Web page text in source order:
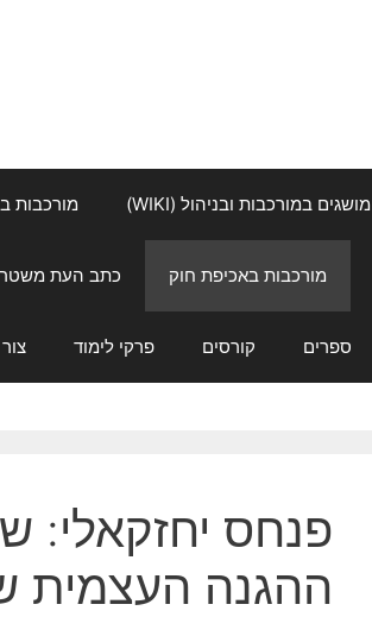
מושגים במורכבות ובניהול (WIKI) מורכבות
מורכבות באכיפת חוק כתב העת
ספרים קורסים פרקי לימוד
פנחס יחזקאלי:
ההגנה העצמית